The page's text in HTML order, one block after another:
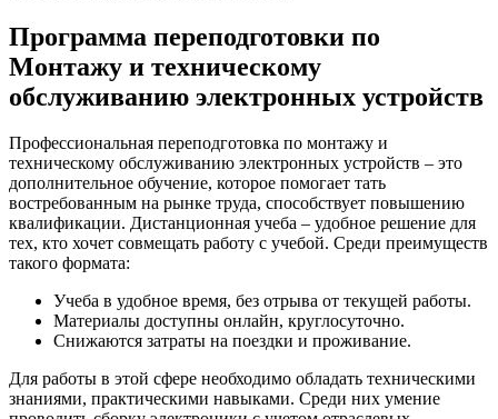
Программа переподготовки по
Монтажу и техническому
обслуживанию электронных устройств
Профессиональная переподготовка по монтажу и
техническому обслуживанию электронных устройств – это
дополнительное обучение, которое помогает тать
востребованным на рынке труда, способствует повышению
квалификации. Дистанционная учеба – удобное решение для
тех, кто хочет совмещать работу с учебой. Среди преимуществ
такого формата:
Учеба в удобное время, без отрыва от текущей работы.
Материалы доступны онлайн, круглосуточно.
Снижаются затраты на поездки и проживание.
Для работы в этой сфере необходимо обладать техническими
знаниями, практическими навыками. Среди них умение